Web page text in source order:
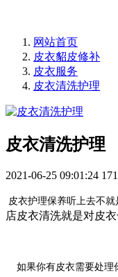
网站首页
皮衣貂皮修补
皮衣服务
皮衣清洗护理
皮衣清洗护理
2021-06-25 09:01:24
皮衣护理保养听上去不
店皮衣清洗就是对皮
如果你有皮衣需要处理